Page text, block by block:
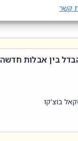
קשר
בידני
בין אבלות חדשה
בוצ'קו